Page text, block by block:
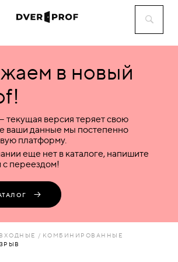
в новый
версия теряет свою
ваши данные мы постепенно
платформу.
еще нет в каталоге, напишите
переездом!
ВХОДНЫЕ
КОМБИНИРОВАННЫЕ